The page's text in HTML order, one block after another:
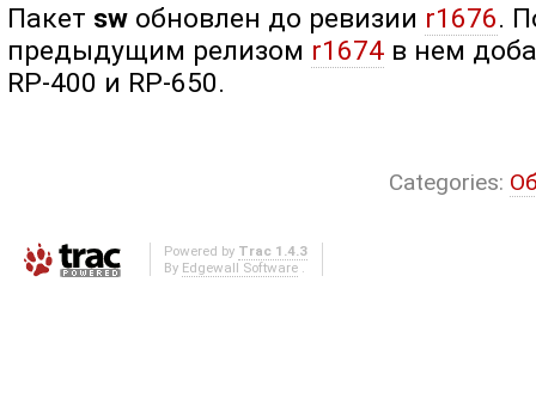
Пакет sw обновлен до ревизии r1676.
предыдущим релизом r1674 в нем
RP-400 и RP-650.
Categories:
Powered by Trac 1.4.3
By Edgewall Software .